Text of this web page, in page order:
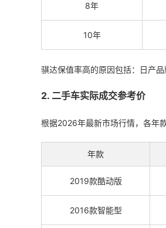
8年
10年
骐达保值率高的原因包括：日产
2. 二手车实际成交参考价
根据2026年最新市场行情，各年
年款
2019款酷动版
2016款智能型